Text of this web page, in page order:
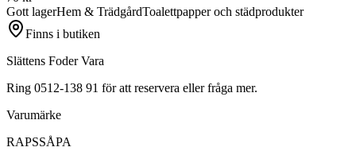
Gott lagerHem & TrädgårdToalettpapper och städprodukter
Finns i butiken
Slättens Foder Vara
Ring 0512-138 91 för att reservera eller fråga mer.
Varumärke
RAPSSÅPA